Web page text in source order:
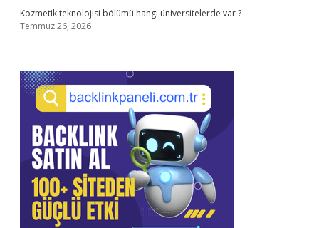
Kozmetik teknolojisi bölümü hangi üniversitelerde var ?
Temmuz 26, 2026